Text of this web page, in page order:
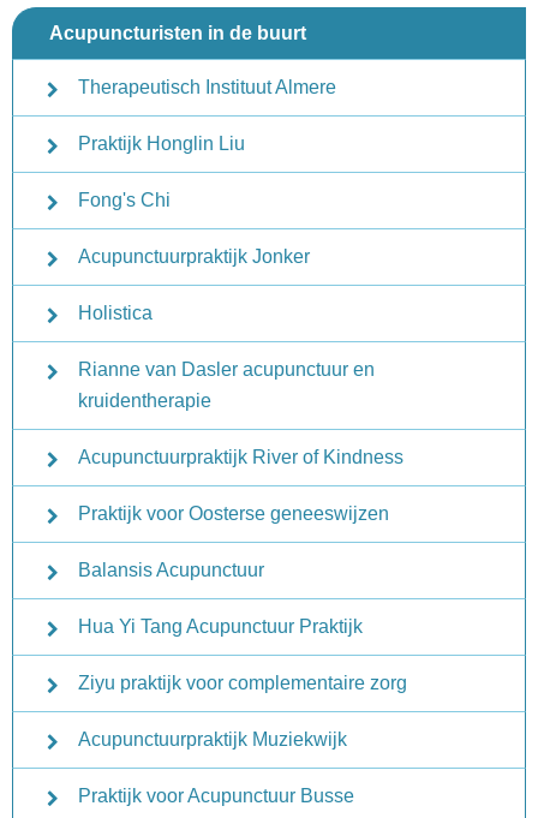
Acupuncturisten in de buurt
Therapeutisch Instituut Almere
Praktijk Honglin Liu
Fong's Chi
Acupunctuurpraktijk Jonker
Holistica
Rianne van Dasler acupunctuur en
kruidentherapie
Acupunctuurpraktijk River of Kindness
Praktijk voor Oosterse geneeswijzen
Balansis Acupunctuur
Hua Yi Tang Acupunctuur Praktijk
Ziyu praktijk voor complementaire zorg
Acupunctuurpraktijk Muziekwijk
Praktijk voor Acupunctuur Busse